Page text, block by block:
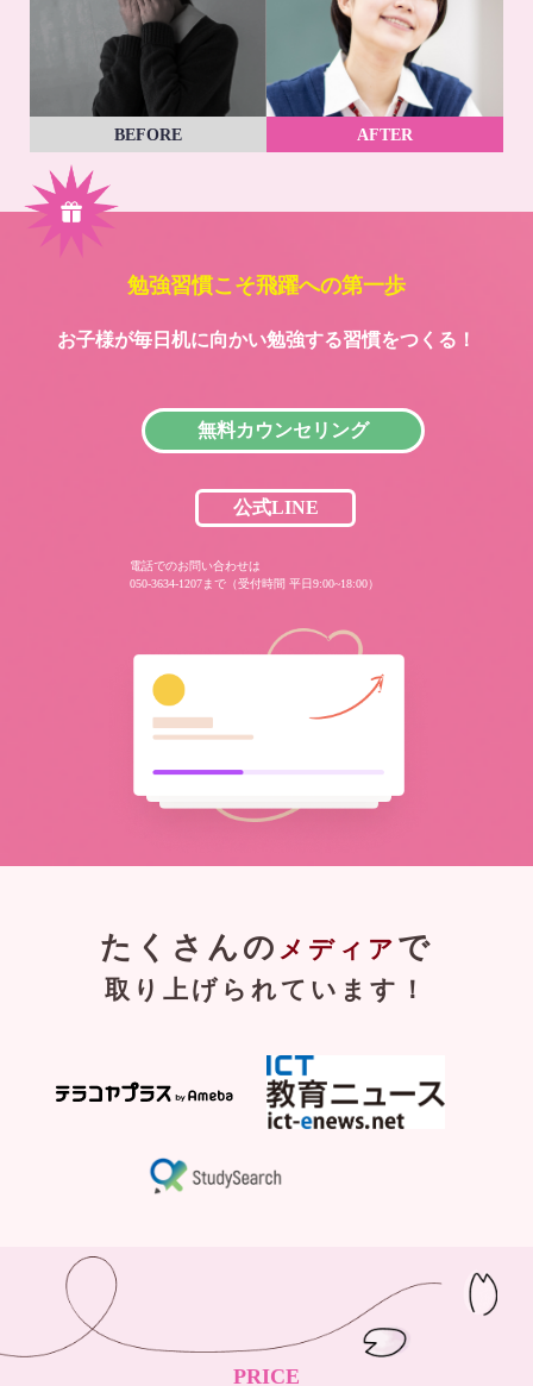
BEFORE AFTER
勉強習慣こそ飛躍への第一歩
お子様が毎日机に向かい勉強する習慣をつくる！
無料カウンセリング
公式LINE
電話でのお問い合わせは
050-3634-1207まで（受付時間 平日9:00~18:00）
たくさんの メディア で
取り上げられています！
PRICE